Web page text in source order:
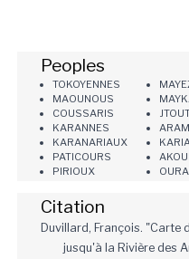
Peoples
TOKOYENNES
MAOUNOUS
COUSSARIS
KARANNES
KARANARIAUX
PATICOURS
PIRIOUX
Citation
Duvillard, François. "Carte
jusqu'à la Rivière des